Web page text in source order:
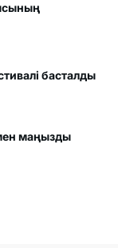
басталды
маңызды